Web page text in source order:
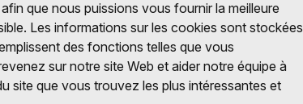
que nous puissions vous fournir la meilleure
Les informations sur les cookies sont stockées
des fonctions telles que vous
sur notre site Web et aider notre équipe à
site que vous trouvez les plus intéressantes et